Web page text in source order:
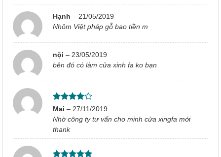
Hạnh– 21/05/2019
Nhôm Việt pháp gỗ bao tiền m
nội– 23/05/2019
bên đó có làm cửa xinh fa ko bạn
Được
xếp hạng
45 sao
Mai– 27/11/2019
Nhờ công ty tư vấn cho minh cửa xingfa mới
thank